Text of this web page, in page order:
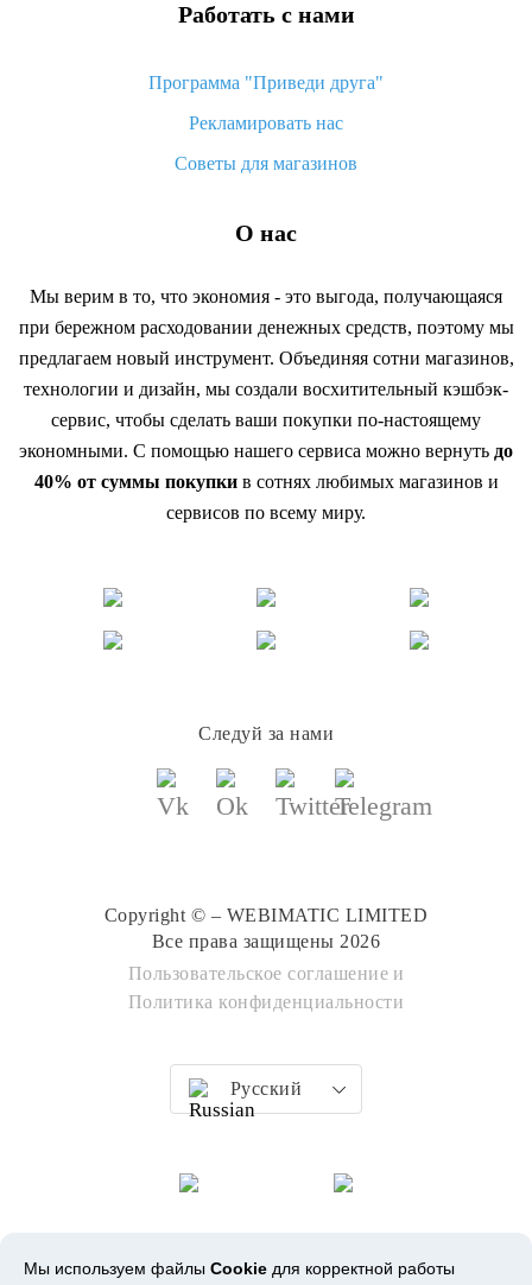
Работать с нами
Программа "Приведи друга"
Рекламировать нас
Советы для магазинов
О нас
Мы верим в то, что экономия - это выгода, получающаяся
при бережном расходовании денежных средств, поэтому мы
предлагаем новый инструмент. Объединяя сотни магазинов,
технологии и дизайн, мы создали восхитительный кэшбэк-
сервис, чтобы сделать ваши покупки по-настоящему
экономными. С помощью нашего сервиса можно вернуть до
40% от суммы покупкив сотнях любимых магазинов и
сервисов по всему миру.
Следуй за нами
Copyright © – WEBIMATIC LIMITED
Все права защищены 2026
Пользовательское соглашение и
Политика конфиденциальности
Русский
Мы используем файлы Cookie для корректной работы